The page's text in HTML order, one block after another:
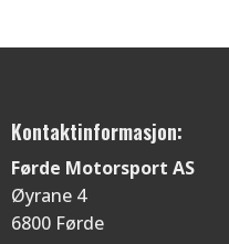
Kontaktinformasjon:
Førde Motorsport AS
Øyrane 4
6800 Førde